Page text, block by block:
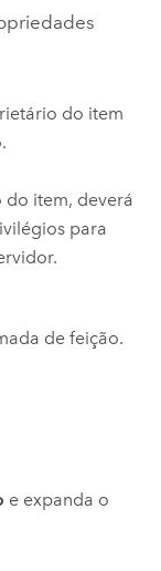
do item
item, deverá
para
de feição.
e expanda o